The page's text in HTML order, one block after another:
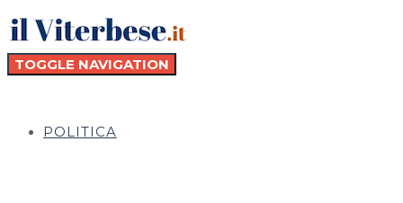
TOGGLE NAVIGATION
POLITICA